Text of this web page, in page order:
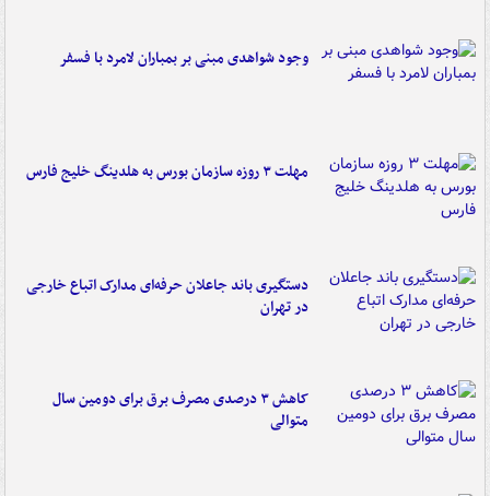
وجود شواهدی مبنی بر بمباران لامرد با فسفر
مهلت ۳ روزه سازمان بورس به هلدینگ خلیج فارس
دستگیری باند جاعلان حرفه‌ای مدارک اتباع خارجی
در تهران
کاهش ۳ درصدی مصرف برق برای دومین سال
متوالی